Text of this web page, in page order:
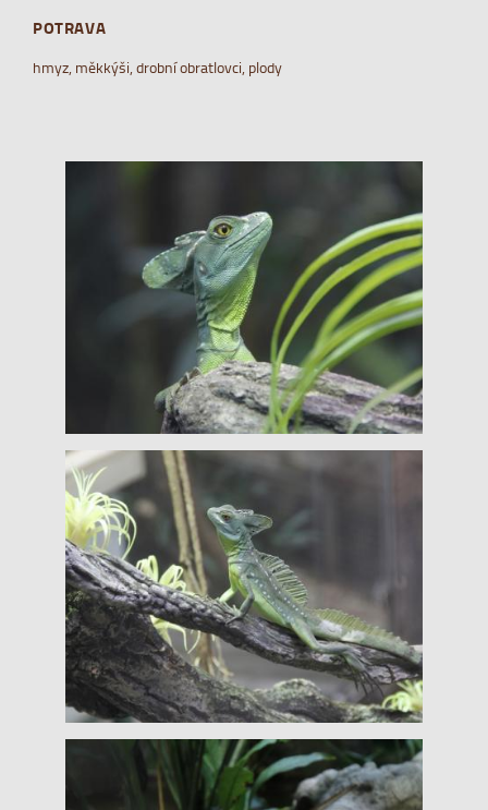
POTRAVA
hmyz, měkkýši, drobní obratlovci, plody